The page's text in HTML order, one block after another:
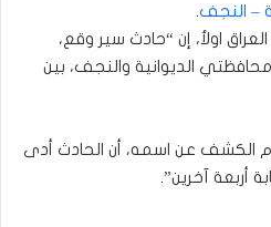
– النجف.
اولأ، إن “حادث سير وقع،
محافظتي الديوانية والنجف، بين
الكشف عن اسمه، أن الحادث أدى
أربعة آخرين”.